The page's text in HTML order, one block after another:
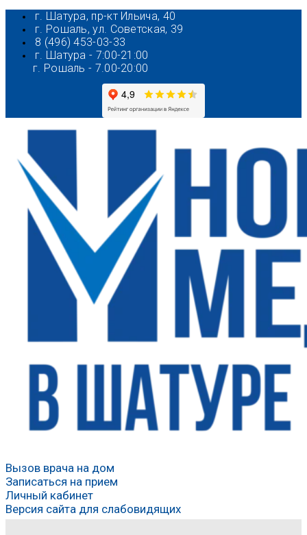
Перейти
содержимому
г. Шатура, пр-кт Ильича, 40
г. Рошаль, ул. Советская, 39
8 (496) 453-03-33
г. Шатура - 7:00-21:00
г. Рошаль - 7.00-20:00
Вызов врача на дом
Записаться на прием
Личный кабинет
Версия сайта для слабовидящих